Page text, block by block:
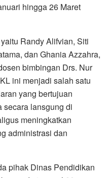
hingga 26 Maret
Randy Alifvian, Siti
dan Ghania Azzahra,
bimbingan Drs. Nur
ini menjadi salah satu
yang bertujuan
secara lansgung di
meningkatkan
administrasi dan
pihak Dinas Pendidikan